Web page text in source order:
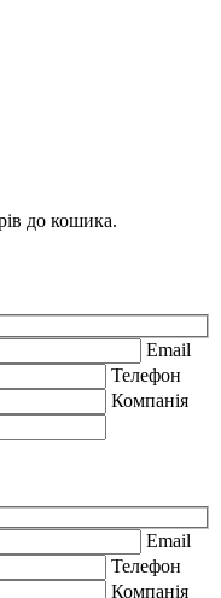
до кошика.
Email
Телефон
Компанія
Email
Телефон
Компанія